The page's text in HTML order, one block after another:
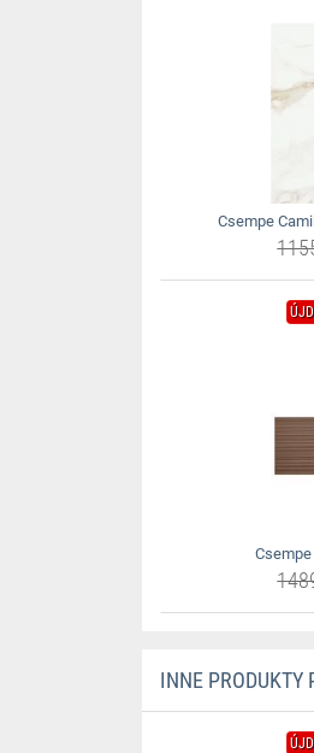
Csempe
INNE PRODUKTY